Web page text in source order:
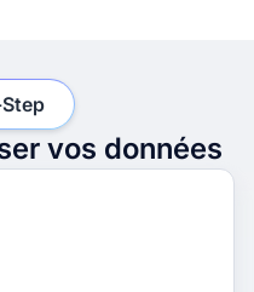
vos données